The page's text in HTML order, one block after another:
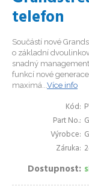
telefon
Součástí nové
o základní
snadný
funkcí nové
maximá...Více info
Kód
Part No.
Výrobce
Záruka
Dostupnost